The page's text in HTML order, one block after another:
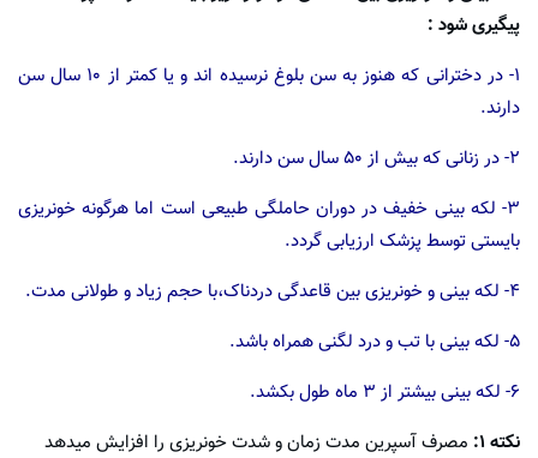
پیگیری شود :
۱- در دخترانی که هنوز به سن بلوغ نرسیده اند و یا کمتر از ۱۰ سال سن
دارند.
۲- در زنانی که بیش از ۵۰ سال سن دارند.
۳- لکه بینی خفیف در دوران حاملگی طبیعی است اما هرگونه خونریزی
بایستی توسط پزشک ارزیابی گردد.
۴- لکه بینی و خونریزی بین قاعدگی دردناک،با حجم زیاد و طولانی مدت.
۵- لکه بینی با تب و درد لگنی همراه باشد.
۶- لکه بینی بیشتر از ۳ ماه طول بکشد.
نکته ۱:
مصرف آسپرین مدت زمان و شدت خونریزی را افزایش میدهد